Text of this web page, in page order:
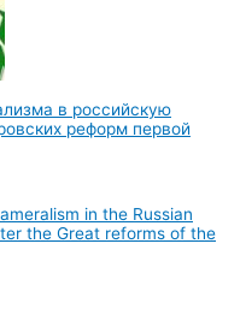
в российскую
реформ первой
in the Russian
the Great reforms of the